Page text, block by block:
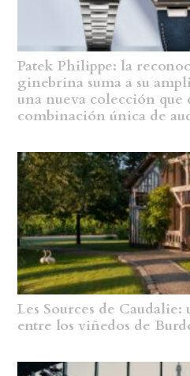
Patek Philippe: la
ginebrina suma a su
una nueva colección que
combinación única de
Les Sources de
entre los viñedos de